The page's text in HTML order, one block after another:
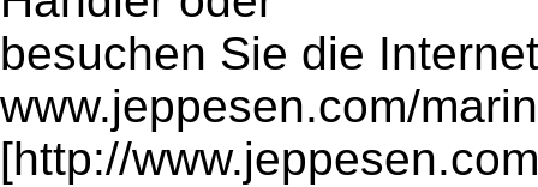
besuchen Sie die
www.jeppesen.com/
[http://